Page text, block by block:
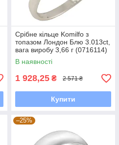
Срібне кільце Komilfo з
топазом Лондон Блю 3.013ct,
вага виробу 3,66 г (0716114)
17 розмір
В наявності
1 928,25 ₴ 2 571 ₴
Купити
–25%